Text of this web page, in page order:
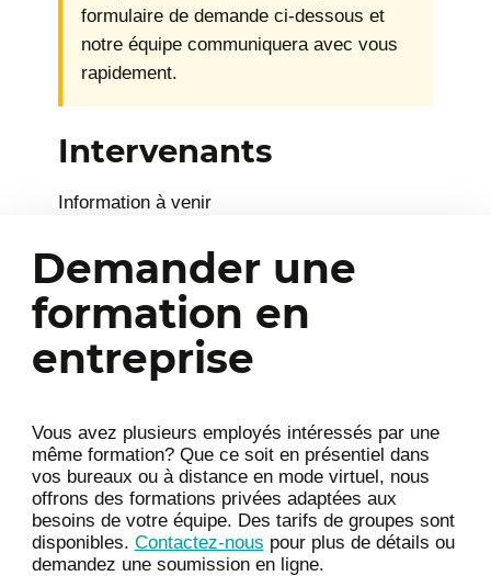
formulaire de demande ci-dessous et
notre équipe communiquera avec vous
rapidement.
Intervenants
Information à venir
Demander une
formation en
entreprise
Vous avez plusieurs employés intéressés par une
même formation? Que ce soit en présentiel dans
vos bureaux ou à distance en mode virtuel, nous
offrons des formations privées adaptées aux
besoins de votre équipe. Des tarifs de groupes sont
disponibles. Contactez-nous pour plus de détails ou
demandez une soumission en ligne.